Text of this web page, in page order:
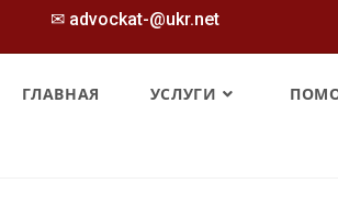
✉ advockat-@ukr.net
ГЛАВНАЯ УСЛУГИ